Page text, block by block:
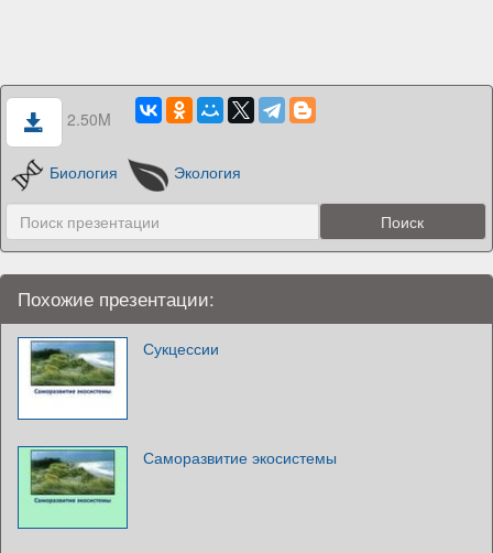
2.50M
Биология Экология
Похожие презентации:
Сукцессии
Саморазвитие экосистемы